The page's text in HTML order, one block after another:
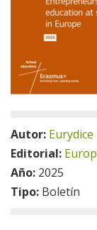
Autor: Eurydice
Editorial:
Año: 2025
Tipo: Boletín